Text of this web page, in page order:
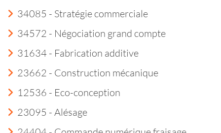
34085 - Stratégie commerciale
34572 - Négociation grand compte
31634 - Fabrication additive
23662 - Construction mécanique
12536 - Eco-conception
23095 - Alésage